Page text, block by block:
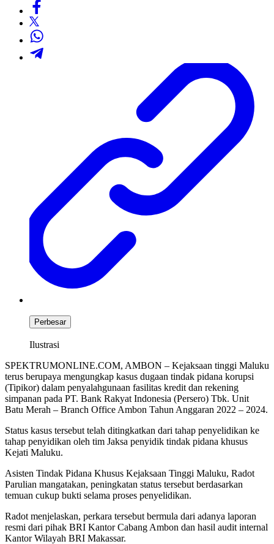
Perbesar
Ilustrasi
SPEKTRUMONLINE.COM, AMBON – Kejaksaan tinggi Maluku
terus berupaya mengungkap kasus dugaan tindak pidana korupsi
(Tipikor) dalam penyalahgunaan fasilitas kredit dan rekening
simpanan pada PT. Bank Rakyat Indonesia (Persero) Tbk. Unit
Batu Merah – Branch Office Ambon Tahun Anggaran 2022 – 2024.
Status kasus tersebut telah ditingkatkan dari tahap penyelidikan ke
tahap penyidikan oleh tim Jaksa penyidik tindak pidana khusus
Kejati Maluku.
Asisten Tindak Pidana Khusus Kejaksaan Tinggi Maluku, Radot
Parulian mangatakan, peningkatan status tersebut berdasarkan
temuan cukup bukti selama proses penyelidikan.
Radot menjelaskan, perkara tersebut bermula dari adanya laporan
resmi dari pihak BRI Kantor Cabang Ambon dan hasil audit internal
Kantor Wilayah BRI Makassar.